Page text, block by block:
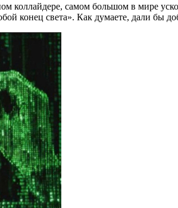
самом большом в мире
конец света». Как думаете, дали бы